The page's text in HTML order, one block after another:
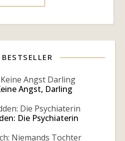
Angst, Darling
Die Psychiaterin